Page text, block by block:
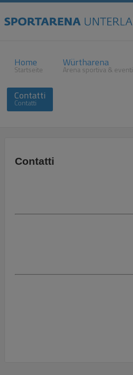
Home
Startseite
Würtharena
Arena sportiva & eventi
Contatti
Contatti
Contatti